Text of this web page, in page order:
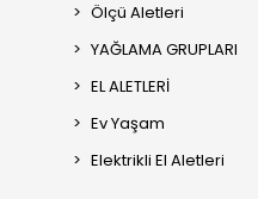
Ölçü Aletleri
YAĞLAMA GRUPLARI
EL ALETLERİ
Ev Yaşam
Elektrikli El Aletleri